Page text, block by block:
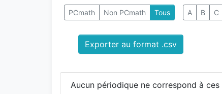
PCmath Non PCmath Tous A B C
Exporter au format .csv
Aucun périodique ne correspond à